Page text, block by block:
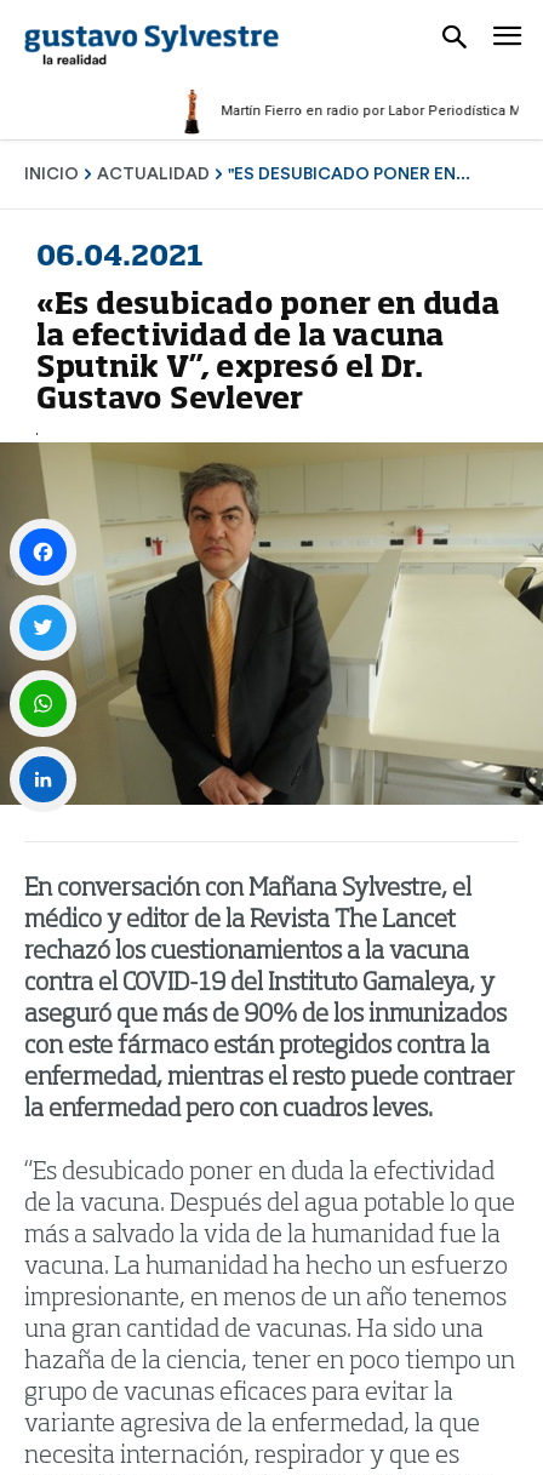
Martín Fierro en radio por Labor Periodística
INICIO ACTUALIDAD "ES DESUBICADO PONER EN...
06.04.2021
«Es desubicado poner en duda
la efectividad de la vacuna
Sputnik V”, expresó el Dr.
Gustavo Sevlever
En conversación con Mañana Sylvestre, el
médico y editor de la Revista The Lancet
rechazó los cuestionamientos a la vacuna
contra el COVID-19 del Instituto Gamaleya, y
aseguró que más de 90% de los inmunizados
con este fármaco están protegidos contra la
enfermedad, mientras el resto puede contraer
la enfermedad pero con cuadros leves.
“Es desubicado poner en duda la efectividad
de la vacuna. Después del agua potable lo que
más a salvado la vida de la humanidad fue la
vacuna. La humanidad ha hecho un esfuerzo
impresionante, en menos de un año tenemos
una gran cantidad de vacunas. Ha sido una
hazaña de la ciencia, tener en poco tiempo un
grupo de vacunas eficaces para evitar la
variante agresiva de la enfermedad, la que
necesita internación, respirador y que es
Facebook
Twitter
WhatsApp